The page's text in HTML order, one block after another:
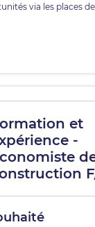
via les places
et
-